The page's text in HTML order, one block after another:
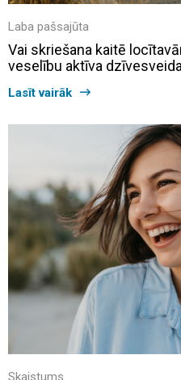
Laba pašsajūta
Vai skriešana kaitē
veselību aktīva
Lasīt vairāk
Skaistums